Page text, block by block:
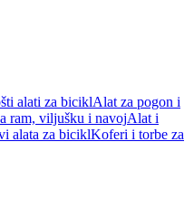
alati za biciklAlat za pogon i
ram, viljušku i navojAlat i
alata za biciklKoferi i torbe za